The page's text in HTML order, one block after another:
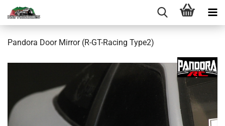
Pandora Door Mirror (R-GT-Racing Type2)